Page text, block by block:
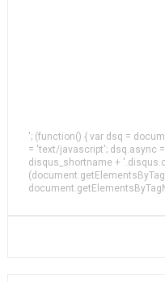
'; (function() { var dsq =
= 'text/javascript'; dsq.async
disqus_shortname +